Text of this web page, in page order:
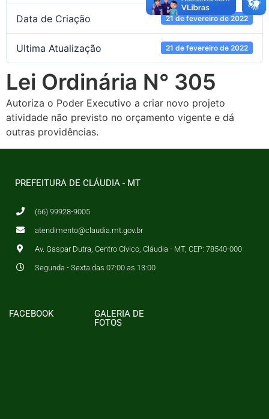
Data de Criação 21 de fevereiro de 2022
Ultima Atualização 21 de fevereiro de 2022
Lei Ordinária N° 305
Autoriza o Poder Executivo a criar novo projeto
atividade não previsto no orçamento vigente e dá
outras providências.
PREFEITURA DE CLÁUDIA - MT
(66) 99928-9005
atendimento@claudia.mt.gov.br
Av. Gaspar Dutra, Centro Cívico, Cláudia - MT, CEP: 78540-000
Segunda - Sexta das 07:00 as 13:00
FACEBOOK
GALERIA DE
FOTOS